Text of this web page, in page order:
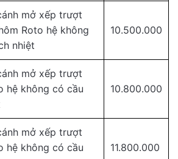
mở xếp trượt
Roto hệ không
nhiệt
10.500.000
mở xếp trượt
hệ không có cầu
10.800.000
mở xếp trượt
hệ không có cầu
11.800.000